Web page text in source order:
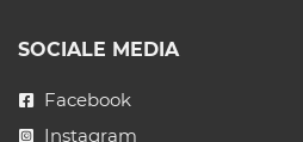
SOCIALE MEDIA
Facebook
Instagram